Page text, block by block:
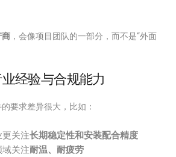
商 ，会像项目团队的一部分，而不是“外面
业经验与合规能力
要求差异很大，比如：
关注长期稳定性和安装配合精度
关注耐温、耐疲劳